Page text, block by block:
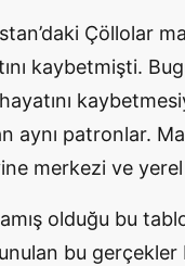
Çöllolar
kaybetmişti.
aynı patronlar.
merkezi ve
olduğu bu
bu